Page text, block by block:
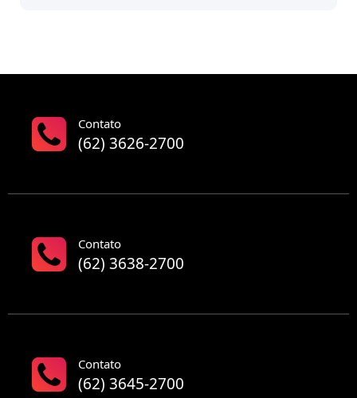
Contato
(62) 3626-2700
Contato
(62) 3638-2700
Contato
(62) 3645-2700